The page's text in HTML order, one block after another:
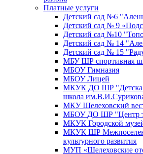
Платные услуги
Детский сад №6
Детский сад № 9
Детский сад №10
Детский сад № 14
Детский сад № 15
МБУ ШР спортивная
МБОУ Гимназия
МБОУ Лицей
МКУК ДО ШР "Детская
школа
МКУ Шелеховский
МБОУ ДО ШР "Центр
МКУК Городской
МКУК ШР
культурного развития
МУП «Шелеховские